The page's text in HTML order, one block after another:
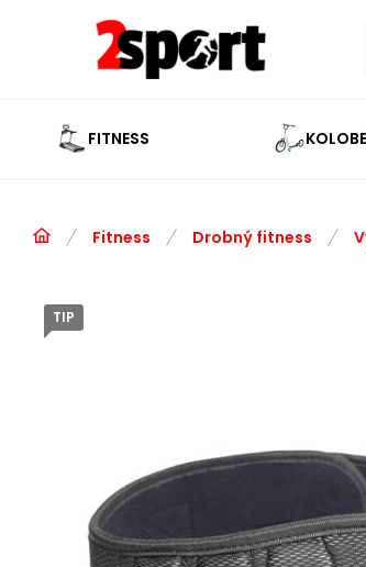
FITNESS
Fitness Drobný fitness
TIP